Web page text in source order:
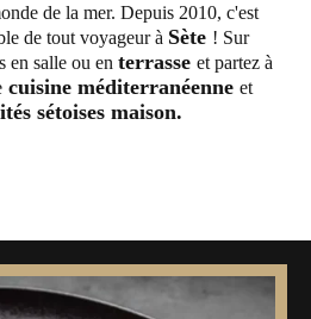
de la mer. Depuis 2010, c'est
de tout voyageur à Sète ! Sur
en salle ou en terrasse et partez à
cuisine méditerranéenne et
sétoises maison.